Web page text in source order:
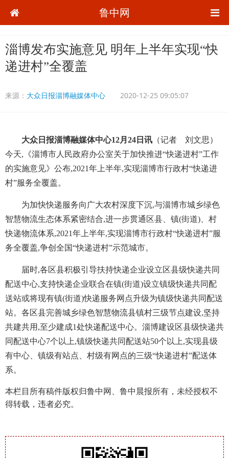
鲁中网
淄博发布实施意见 明年上半年实现“快
递进村”全覆盖
来源： 大众日报淄博融媒体中心 2020-12-25 09:05:07
大众日报淄博融媒体中心12月24日讯 （记者 刘文思）
今天,《淄博市人民政府办公室关于加快推进“快递进村”工作
的实施意见》公布,2021年上半年,实现淄博市行政村“快递进
村”服务全覆盖。
为加快快递服务向广大农村深度下沉,与淄博市城乡绿色
智慧物流生态体系紧密结合,进一步贯通区县、镇(街道)、村
快递物流体系,2021年上半年,实现淄博市行政村“快递进村”服
务全覆盖,争创全国“快递进村”示范城市。
届时,各区县积极引导扶持快递企业设立区县级快递共同
配送中心,支持快递企业联合在镇(街道)设立镇级快递共同配
送站或将现有镇(街道)快递服务网点升级为镇级快递共同配送
站。各区县完善城乡绿色智慧物流县镇村三级节点建设,坚持
共建共用,至少建成1处快递配送中心。淄博建设区县级快递共
同配送中心7个以上,镇级快递共同配送站50个以上,实现县级
有中心、镇级有站点、村级有网点的三级“快递进村”配送体
系。
本栏目所有稿件版权归鲁中网、鲁中晨报所有，未经授权不
得转载，违者必究。